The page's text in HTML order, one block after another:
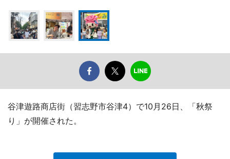
谷津遊路商店街（習志野市谷津4）で10月26日、「秋祭
り」が開催された。